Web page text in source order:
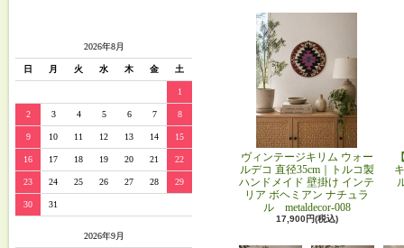
2026年8月
日 月 火 水 木 金 土
1
2 3 4 5 6 7 8
9 10 11 12 13 14 15
16 17 18 19 20 21 22
23 24 25 26 27 28 29
30 31
2026年9月
ヴィンテージキリム ウォー
ルデコ 直径35cm｜トルコ製
ハンドメイド 壁掛け インテ
リア ボヘミアン ナチュラ
ル metaldecor-008
17,900円(税込)